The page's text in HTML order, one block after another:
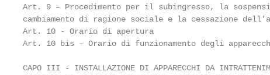
Art. 9 – Procedimento per il subingresso, la
cambiamento di ragione sociale e la
Art. 10 - Orario di apertura
Art. 10 bis – Orario di funzionamento degli
CAPO III - INSTALLAZIONE DI APPARECCHI DA